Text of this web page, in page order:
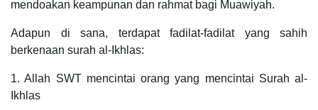
mendoakan keampunan dan rahmat bagi Muawiyah.
Adapun di sana, terdapat fadilat-fadilat yang sahih
berkenaan surah al-Ikhlas:
1. Allah SWT mencintai orang yang mencintai Surah al-
Ikhlas